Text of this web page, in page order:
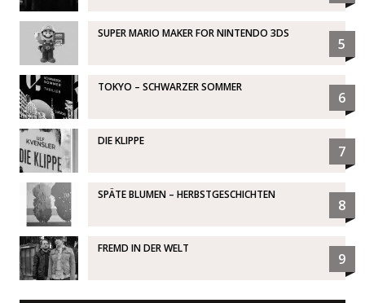
SUPER MARIO MAKER FOR NINTENDO 3DS
5
TOKYO – SCHWARZER SOMMER
6
DIE KLIPPE
7
SPÄTE BLUMEN – HERBSTGESCHICHTEN
8
FREMD IN DER WELT
9